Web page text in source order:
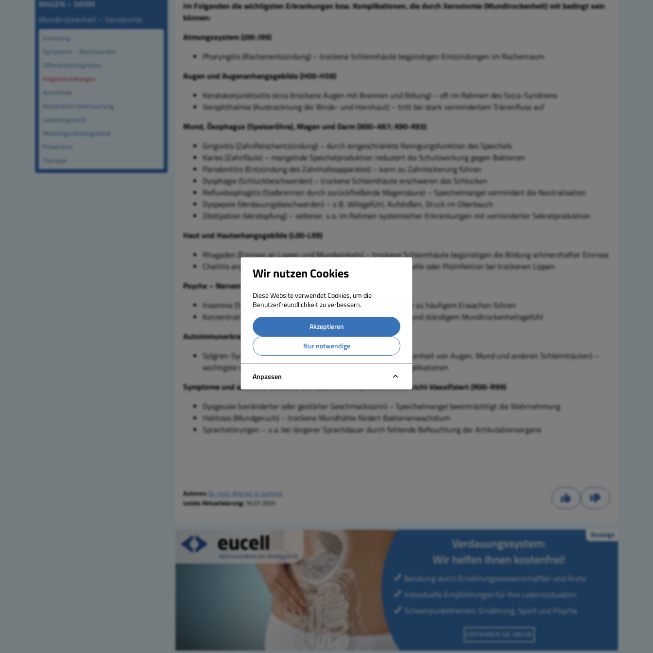
MAGEN – DARM
Mundtrockenheit – Xerostomie
Einleitung
Symptome – Beschwerden
Differentialdiagnosen
Folgeerkrankungen
Anamnese
Körperliche Untersuchung
Labordiagnostik
Medizingerätediagnostik
Prävention
Therapie
Im Folgenden die wichtigsten Erkrankungen bzw. Komplikationen, die durch Xerostomie (Mundtrockenheit) mit bedingt sein
können:
Atmungssystem (J00-J99)
Pharyngitis (Rachenentzündung) – trockene Schleimhäute begünstigen Entzündungen im Rachenraum
Augen und Augenanhangsgebilde (H00-H59)
Keratokonjunktivitis sicca (trockene Augen mit Brennen und Rötung) – oft im Rahmen des Sicca-Syndroms
Xerophthalmie (Austrocknung der Binde- und Hornhaut) – tritt bei stark vermindertem Tränenfluss auf
Mund, Ösophagus (Speiseröhre), Magen und Darm (K00–K67; K90-K93)
Gingivitis (Zahnfleischentzündung) – durch eingeschränkte Reinigungsfunktion des Speichels
Karies (Zahnfäule) – mangelnde Speichelproduktion reduziert die Schutzwirkung gegen Bakterien
Parodontitis (Entzündung des Zahnhalteapparates) – kann zu Zahnlockerung führen
Dysphagie (Schluckbeschwerden) – trockene Schleimhäute erschweren das Schlucken
Refluxösophagitis (Sodbrennen durch zurückfließende Magensäure) – Speichelmangel vermindert die Neutralisation
Dyspepsie (Verdauungsbeschwerden) – z. B. Völlegefühl, Aufstoßen, Druck im Oberbauch
Obstipation (Verstopfung) – seltener, v. a. im Rahmen systemischer Erkrankungen mit verminderter Sekretproduktion
Haut und Hautanhangsgebilde (L00-L99)
Rhagaden (Einrisse an Lippen und Mundwinkeln) – trockene Schleimhäute begünstigen die Bildung schmerzhafter Einrisse
Cheilitis angularis (Mundwinkelentzündung) – oft durch bakterielle oder Pilzinfektion bei trockenen Lippen
Psyche – Nervensystem (F00–F99; G00-G99)
Insomnie (Schlafstörungen) – nächtliche Mundtrockenheit kann zu häufigem Erwachen führen
Konzentrationsstörungen – als Folge von gestörter Nachtruhe und ständigem Mundtrockenheitsgefühl
Autoimmunerkrankungen (M30-M36)
Sjögren-Syndrom (chronische Autoimmunerkrankung mit Trockenheit von Augen, Mund und anderen Schleimhäuten) –
wichtigste systemische Ursache für Xerostomie und deren Komplikationen
Symptome und abnorme klinische und Laborbefunde, anderenorts nicht klassifiziert (R00-R99)
Dysgeusie (veränderter oder gestörter Geschmackssinn) – Speichelmangel beeinträchtigt die Wahrnehmung
Halitosis (Mundgeruch) – trockene Mundhöhle fördert Bakterienwachstum
Sprechstörungen – v. a. bei längerer Sprechdauer durch fehlende Befeuchtung der Artikulationsorgane
Autoren: Dr. med. Werner G. Gehring
Letzte Aktualisierung: 16.07.2025
Wir nutzen Cookies
Diese Website verwendet Cookies, um die
Benutzerfreundlichkeit zu verbessern.
Akzeptieren
Nur notwendige
Anpassen